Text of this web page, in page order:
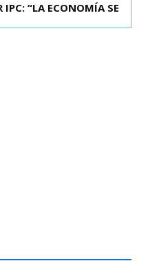
PRESIDENTE ELECTO DE
“LA ECONOMÍA SE